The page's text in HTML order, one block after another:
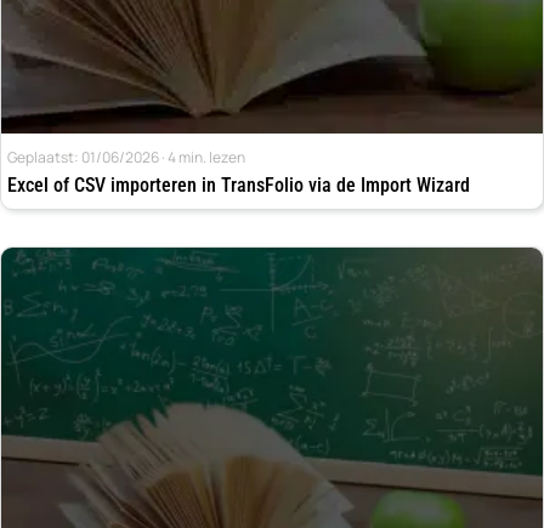
Geplaatst: 01/06/2026 · 4 min. lezen
Excel of CSV importeren in TransFolio via de Import Wizard